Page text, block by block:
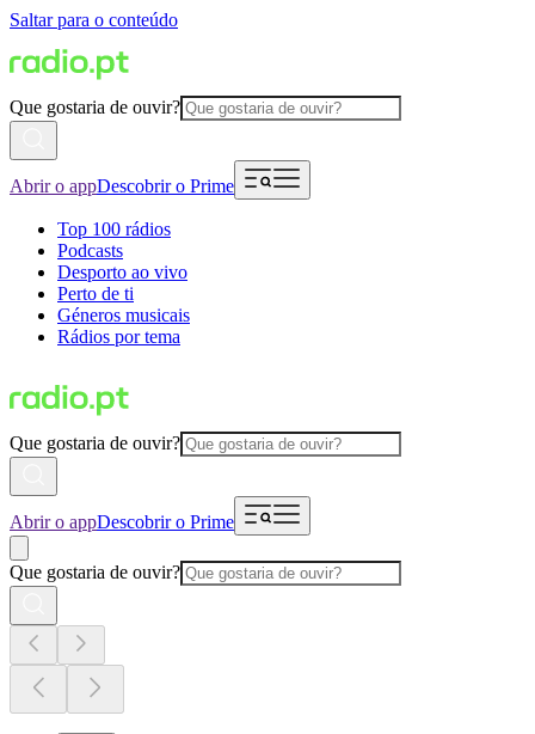
Saltar para o conteúdo
Que gostaria de ouvir?
Abrir o appDescobrir o Prime
Top 100 rádios
Podcasts
Desporto ao vivo
Perto de ti
Géneros musicais
Rádios por tema
Que gostaria de ouvir?
Abrir o appDescobrir o Prime
Que gostaria de ouvir?